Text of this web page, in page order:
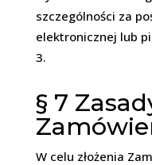
szczególności za
elektronicznej lub
3.
§ 7
W celu złożenia